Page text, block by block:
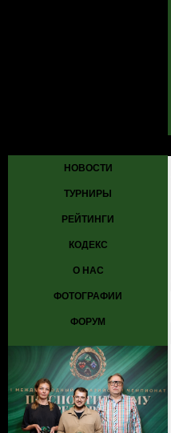
НОВОСТИ
ТУРНИРЫ
РЕЙТИНГИ
КОДЕКС
О НАС
ФОТОГРАФИИ
ФОРУМ